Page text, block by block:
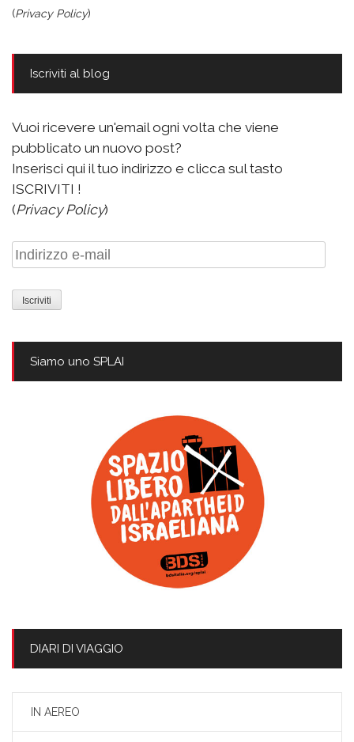
(Privacy Policy)
Iscriviti al blog
Vuoi ricevere un'email ogni volta che viene
pubblicato un nuovo post?
Inserisci qui il tuo indirizzo e clicca sul tasto
ISCRIVITI !
(Privacy Policy)
Indirizzo
e-
mail
Siamo uno SPLAI
DIARI DI VIAGGIO
IN AEREO